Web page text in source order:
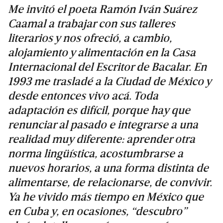
Me invitó el poeta Ramón Iván Suárez
Caamal a trabajar con sus talleres
literarios y nos ofreció, a cambio,
alojamiento y alimentación en la Casa
Internacional del Escritor de Bacalar. En
1993 me trasladé a la Ciudad de México y
desde entonces vivo acá. Toda
adaptación es difícil, porque hay que
renunciar al pasado e integrarse a una
realidad muy diferente: aprender otra
norma lingüística, acostumbrarse a
nuevos horarios, a una forma distinta de
alimentarse, de relacionarse, de convivir.
Ya he vivido más tiempo en México que
en Cuba y, en ocasiones, “descubro”